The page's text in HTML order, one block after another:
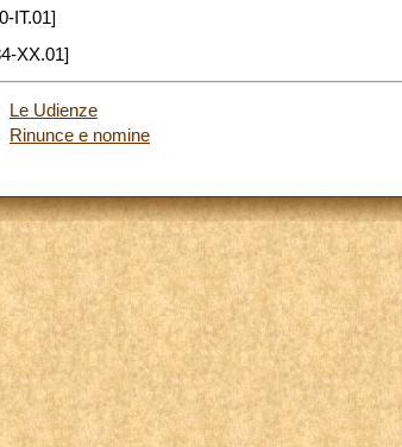
IT.01]
XX.01]
Le Udienze
Rinunce e nomine